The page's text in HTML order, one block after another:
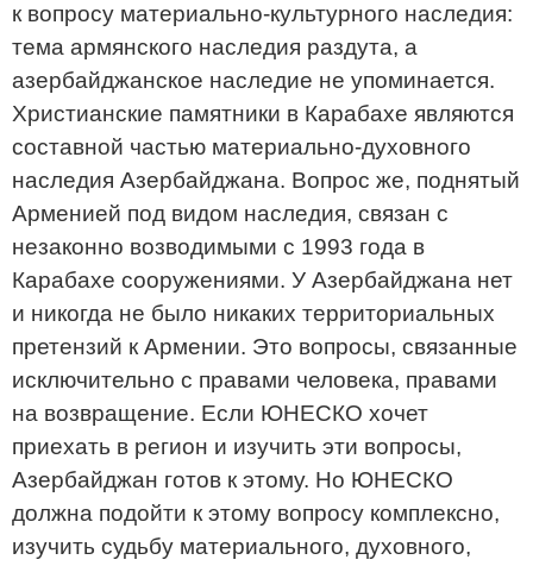
к вопросу материально-культурного наследия:
тема армянского наследия раздута, а
азербайджанское наследие не упоминается.
Христианские памятники в Карабахе являются
составной частью материально-духовного
наследия Азербайджана. Вопрос же, поднятый
Арменией под видом наследия, связан с
незаконно возводимыми с 1993 года в
Карабахе сооружениями. У Азербайджана нет
и никогда не было никаких территориальных
претензий к Армении. Это вопросы, связанные
исключительно с правами человека, правами
на возвращение. Если ЮНЕСКО хочет
приехать в регион и изучить эти вопросы,
Азербайджан готов к этому. Но ЮНЕСКО
должна подойти к этому вопросу комплексно,
изучить судьбу материального, духовного,